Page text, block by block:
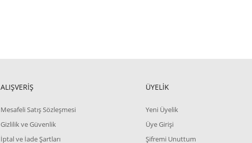
ALIŞVERİŞ
Mesafeli Satış Sözleşmesi
Gizlilik ve Güvenlik
İptal ve İade Şartları
ÜYELİK
Yeni Üyelik
Üye Girişi
Şifremi Unuttum